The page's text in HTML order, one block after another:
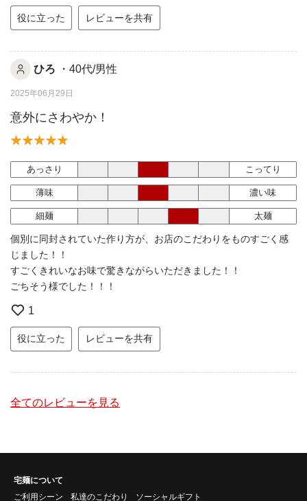
役に立った レビューを共有
ひろ ・40代/男性
2025年06月29日
意外にさわやか！
あっさり こってり
薄味 濃い味
細麺 太麺
個別に同封されていた作り方が、お店のこだわりをものすごく感
じました！！
すごくきれいなお味で驚きながらいただきました！！
ごちそう様でした！！！
1
役に立った レビューを共有
全てのレビューを見る
宅麺について
ご利用シーン
私達のこだわり ソーシャルギフト